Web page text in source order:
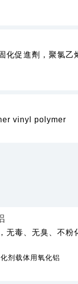
化促進劑，聚氯乙
vinyl polymer
无毒、无臭、不粉
剂载体用氧化铝